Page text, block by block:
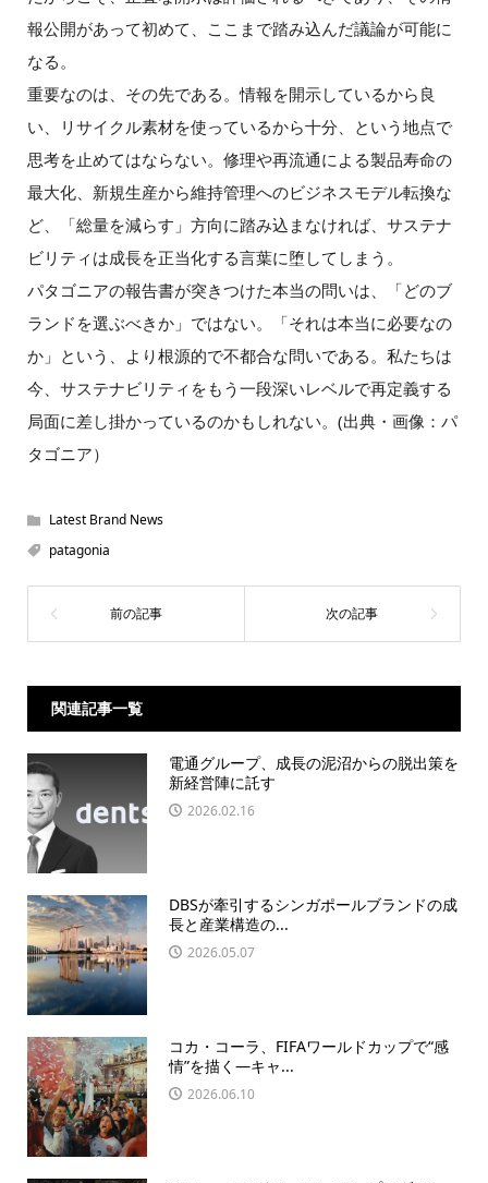
報公開があって初めて、ここまで踏み込んだ議論が可能に
なる。
重要なのは、その先である。情報を開示しているから良
い、リサイクル素材を使っているから十分、という地点で
思考を止めてはならない。修理や再流通による製品寿命の
最大化、新規生産から維持管理へのビジネスモデル転換な
ど、「総量を減らす」方向に踏み込まなければ、サステナ
ビリティは成長を正当化する言葉に堕してしまう。
パタゴニアの報告書が突きつけた本当の問いは、「どのブ
ランドを選ぶべきか」ではない。「それは本当に必要なの
か」という、より根源的で不都合な問いである。私たちは
今、サステナビリティをもう一段深いレベルで再定義する
局面に差し掛かっているのかもしれない。(出典・画像：パ
タゴニア）
Latest Brand News
patagonia
関連記事一覧
電通グループ、成長の泥沼からの脱出策を
新経営陣に託す
2026.02.16
DBSが牽引するシンガポールブランドの成
長と産業構造の...
2026.05.07
コカ・コーラ、FIFAワールドカップで“感
情”を描く―キャ...
2026.06.10